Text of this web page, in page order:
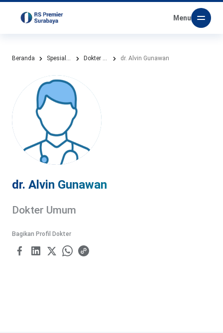
Menu
Beranda Spesialis Kami Dokter Umum dr. Alvin Gunawan
dr. Alvin Gunawan
Dokter Umum
Bagikan Profil Dokter